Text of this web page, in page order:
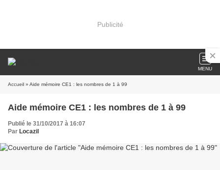
Publicité
MENU
Accueil » Aide mémoire CE1 : les nombres de 1 à 99
Aide mémoire CE1 : les nombres de 1 à 99
Publié le 31/10/2017 à 16:07
Par Locazil